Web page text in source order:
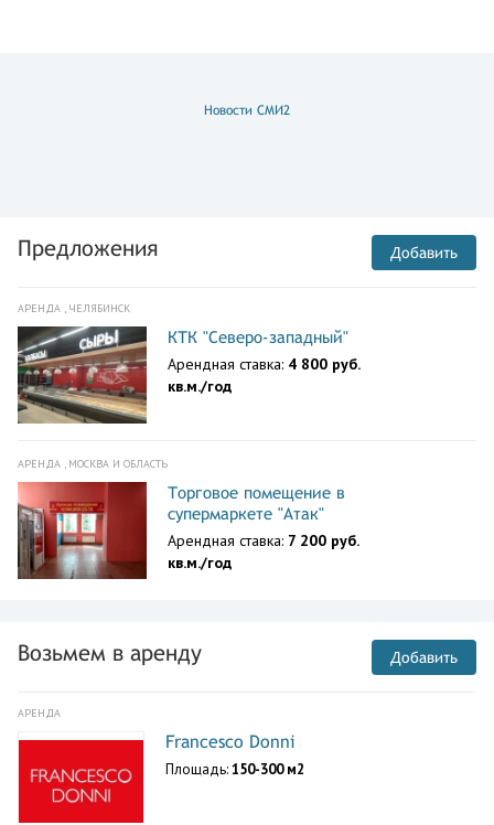
Новости СМИ2
Предложения Добавить
АРЕНДА , ЧЕЛЯБИНСК
КТК "Северо-западный"
Арендная ставка: 4 800 руб.
кв.м./год
АРЕНДА , МОСКВА И ОБЛАСТЬ
Торговое помещение в
супермаркете "Атак"
Арендная ставка: 7 200 руб.
кв.м./год
Возьмем в аренду Добавить
АРЕНДА
Francesco Donni
Площадь:150-300 м2